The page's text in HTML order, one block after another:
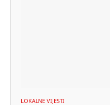
LOKALNE VIJESTI